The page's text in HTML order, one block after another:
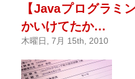
【Javaプログラミ
かいけてたか…
木曜日, 7月 15th, 2010